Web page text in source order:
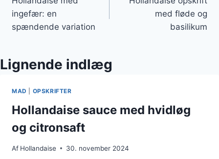
ingefær: en
spændende variation
med fløde og
basilikum
Lignende indlæg
MAD OPSKRIFTER
Hollandaise sauce med hvidløg
og citronsaft
Af Hollandaise 30. november 2024